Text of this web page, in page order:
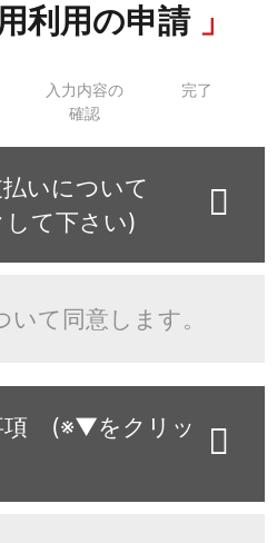
利用の申請
入力内容の
確認
完了
払いについて
て下さい)
いて同意します。
項 (※▼をクリッ